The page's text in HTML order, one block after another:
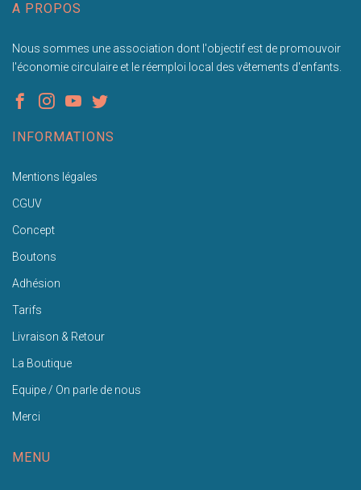
A PROPOS
Nous sommes une association dont l'objectif est de promouvoir
l'économie circulaire et le réemploi local des vêtements d'enfants.
INFORMATIONS
Mentions légales
CGUV
Concept
Boutons
Adhésion
Tarifs
Livraison & Retour
La Boutique
Equipe / On parle de nous
Merci
MENU